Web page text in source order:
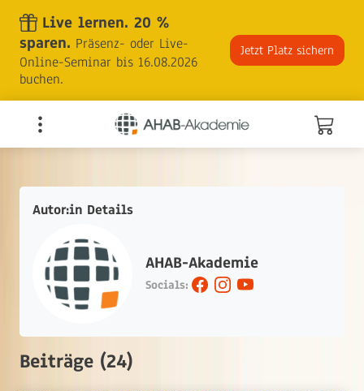
content
Live lernen. 20 %
sparen. Präsenz- oder Live-
Online-Seminar bis 16.08.2026
buchen.
Jetzt Platz sichern
Autor:in Details
AHAB-Akademie
Socials:
Beiträge (24)